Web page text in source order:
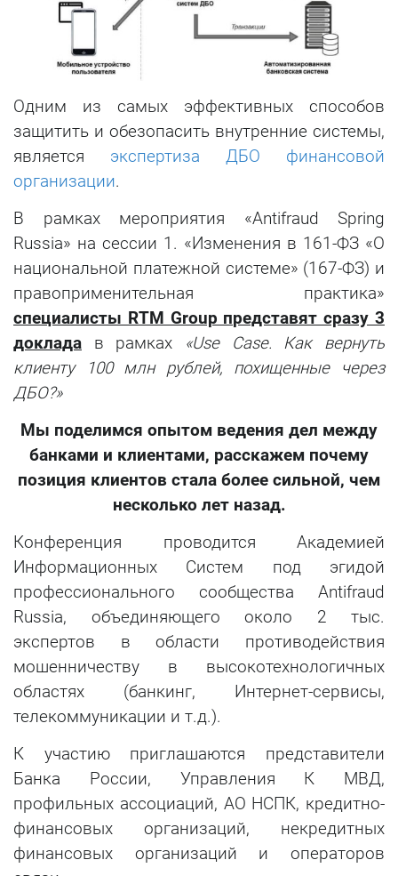
Одним из самых эффективных способов
защитить и обезопасить внутренние системы,
является экспертиза ДБО финансовой
организации.
В рамках мероприятия «Antifraud Spring
Russia» на сессии 1. «Изменения в 161-ФЗ «О
национальной платежной системе» (167-ФЗ) и
правоприменительная практика»
специалисты RTM Group представят сразу 3
доклада в рамках «Use Case. Как вернуть
клиенту 100 млн рублей, похищенные через
ДБО?»
Мы поделимся опытом ведения дел между
банками и клиентами, расскажем почему
позиция клиентов стала более сильной, чем
несколько лет назад.
Конференция проводится Академией
Информационных Систем под эгидой
профессионального сообщества Antifraud
Russia, объединяющего около 2 тыс.
экспертов в области противодействия
мошенничеству в высокотехнологичных
областях (банкинг, Интернет-сервисы,
телекоммуникации и т.д.).
К участию приглашаются представители
Банка России, Управления К МВД,
профильных ассоциаций, АО НСПК, кредитно-
финансовых организаций, некредитных
финансовых организаций и операторов